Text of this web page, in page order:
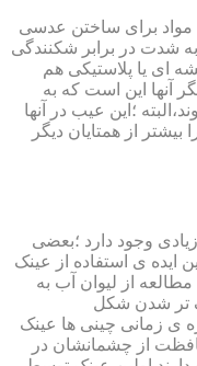
مواد برای ساختن عدسی
شدت در برابر شکنندگی
ای یا پلاستیکی هم
آنها این است که به
؛این عیب در آنها
بیشتر از همتایان دیگر
وجود دارد ؛بعضی
ایده ی استفاده از عینک
از لیوان آب به
تر شدن شکل
ی زمانی چینی ها عینک
از چشمانشان در